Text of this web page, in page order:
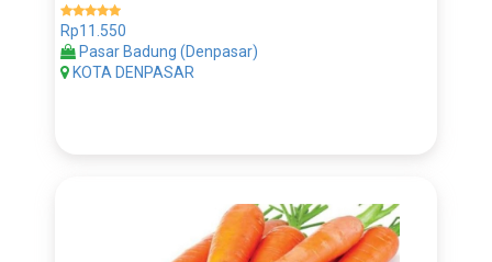
Rp11.550
Pasar Badung (Denpasar)
KOTA DENPASAR